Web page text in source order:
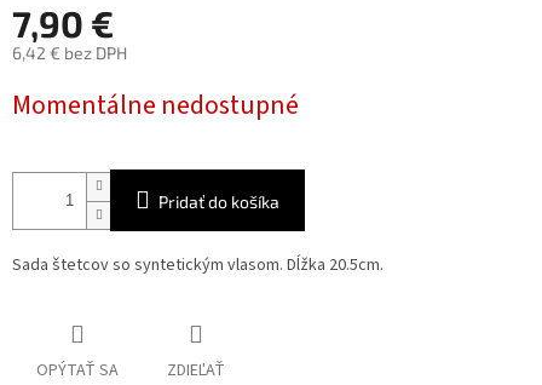
7,90 €
6,42 € bez DPH
cena:
Momentálne nedostupné
Pridať do košíka
Sada štetcov so syntetickým vlasom. Dĺžka 20.5cm.
OPÝTAŤ SA ZDIEĽAŤ